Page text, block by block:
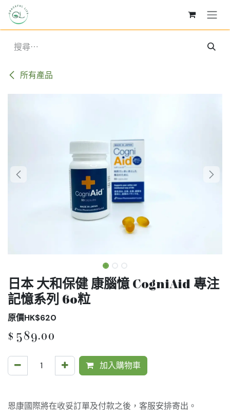
跳至內容
所有產品
日本 大和保健 康腦憶 CogniAid 專注
記憶系列 60粒
原價HK$620
$ 589.00
加入購物車
恩康國際將在收妥訂單及付款之後，客服安排寄出。